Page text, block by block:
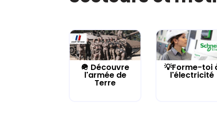
🪖 Découvre
l'armée de
Terre
💡Forme-toi
l'électricité